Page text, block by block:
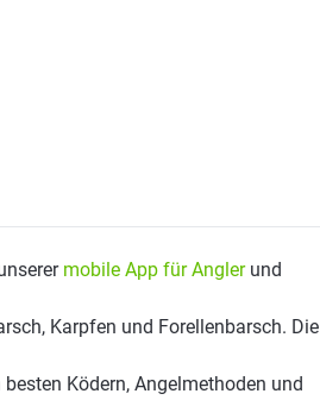
mobile App für Anglerund
Karpfen und Forellenbarsch. Die
Ködern, Angelmethoden und